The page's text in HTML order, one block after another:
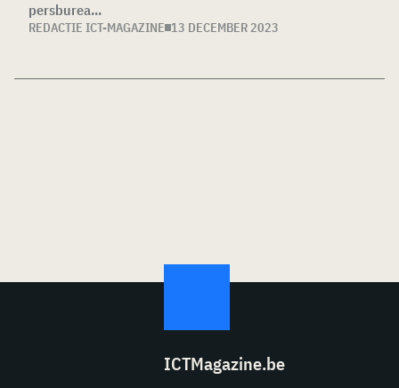
persburea...
REDACTIE ICT-MAGAZINE 13 DECEMBER 2023
ICTMagazine.be